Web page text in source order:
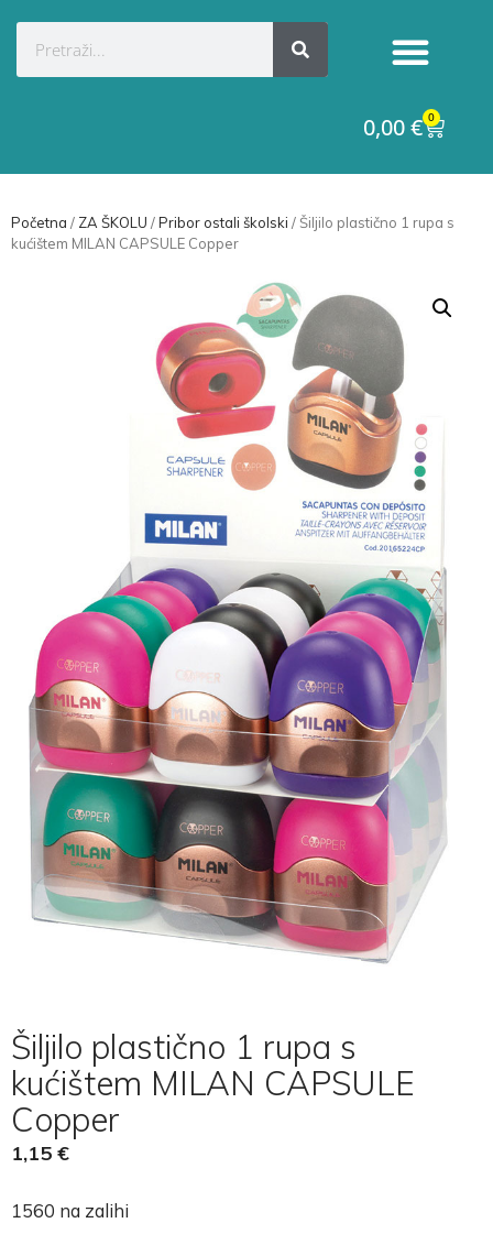
0,00€ 0
Početna / ZA ŠKOLU /Pribor ostali školski / Šiljilo plastično 1 rupa s
kućištem MILAN CAPSULE Copper
Šiljilo plastično 1 rupa s
kućištem MILAN CAPSULE
Copper
1,15 €
1560 na zalihi